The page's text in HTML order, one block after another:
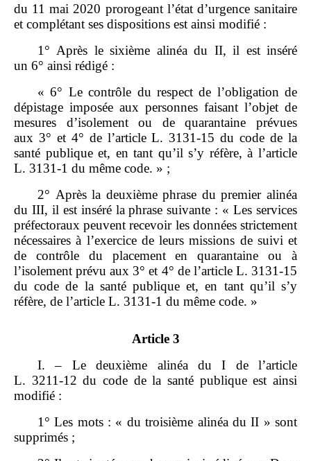
du 11 mai 2020 prorogeant l’état d’urgence sanitaire
et complétant ses dispositions est ainsi modifié :
1° Après le sixième alinéa du II, il est inséré
un 6° ainsi rédigé :
« 6° Le contrôle du respect de l’obligation de
dépistage imposée aux personnes faisant l’objet de
mesures d’isolement ou de quarantaine prévues
aux 3° et 4° de l’article L. 3131‑15 du code de la
santé publique et, en tant qu’il s’y réfère, à l’article
L. 3131‑1 du même code. » ;
2° Après la deuxième phrase du premier alinéa
du III, il est inséré la phrase suivante : « Les services
préfectoraux peuvent recevoir les données strictement
nécessaires à l’exercice de leurs missions de suivi et
de contrôle du placement en quarantaine ou à
l’isolement prévu aux 3° et 4° de l’article L. 3131‑15
du code de la santé publique et, en tant qu’il s’y
réfère, de l’article L. 3131‑1 du même code. »
Article 3
I. – Le deuxième alinéa du I de l’article
L. 3211‑12 du code de la santé publique est ainsi
modifié :
1° Les mots : « du troisième alinéa du II » sont
supprimés ;